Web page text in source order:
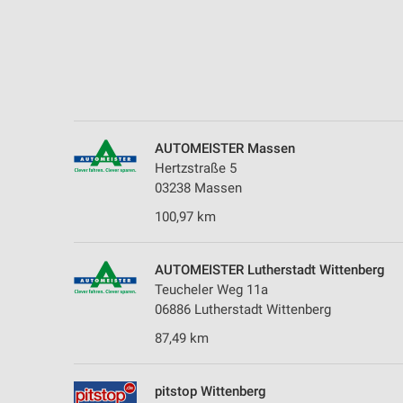
AUTOMEISTER Massen
Hertzstraße 5
03238 Massen
100,97 km
AUTOMEISTER Lutherstadt Wittenberg
Teucheler Weg 11a
06886 Lutherstadt Wittenberg
87,49 km
pitstop Wittenberg
Verwendung reduzierter Daten zur Auswahl von Inhalten
IAB-Besonderheiten:
Verwendung genauer Standortdaten
Nicht-IAB-Verarbeitungszwecke:
Notwendig